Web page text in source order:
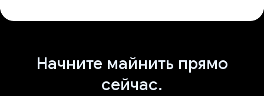
Начните майнить прямо
сейчас.